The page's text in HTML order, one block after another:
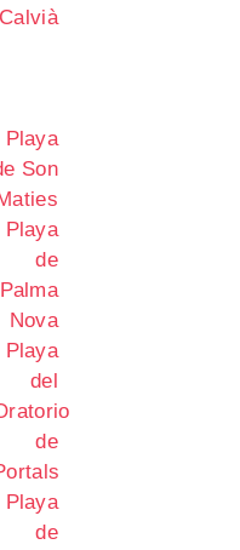
Calvià
Playa
Son
Playa
de
Palma
Nova
Playa
del
de
Playa
de